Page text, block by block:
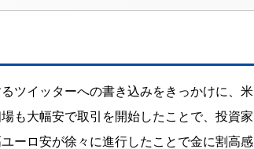
ツイッターへの書き込みをきっかけに、米
も大幅安で取引を開始したことで、 投資家
ーロ安が徐々に進行したことで金に割高感